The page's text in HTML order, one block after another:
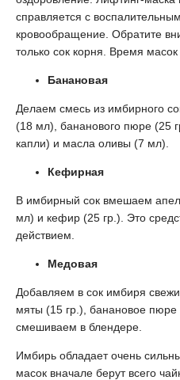
справляется с
кровообращение. Обратите
только сок корня. Время
Банановая
Делаем смесь из имбирного
(18 мл), бананового пюре (25
капли) и масла оливы (7 мл).
Кефирная
В имбирный сок вмешаем
мл) и кефир (25 гр.). Это
действием.
Медовая
Добавляем в сок имбиря
мяты (15 гр.), банановое
смешиваем в блендере.
Имбирь обладает очень
масок вначале берут всего